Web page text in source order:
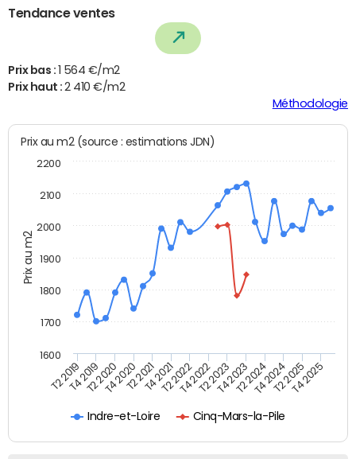
Tendance ventes
Prix bas :
1 564 €/m2
Prix haut :2 410 €/m2
Méthodologie
Prix au m2
Prix au m2 (source : estimations JDN)
Indre-et-Loire Cinq-Mars-la-Pile
T2 2019T4 2019T2 2020T4 2020T2 2021T4 2021T2 2022T4 2022T2 2023T4 2023T2 2024T4 2024T2 2025T4 2025
1600
1700
1800
1900
2000
2100
2200